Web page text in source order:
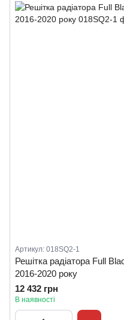
Артикул: 018SQ2-1
Решітка радіатора Full
2016-2020 року
12 432 грн
В наявності